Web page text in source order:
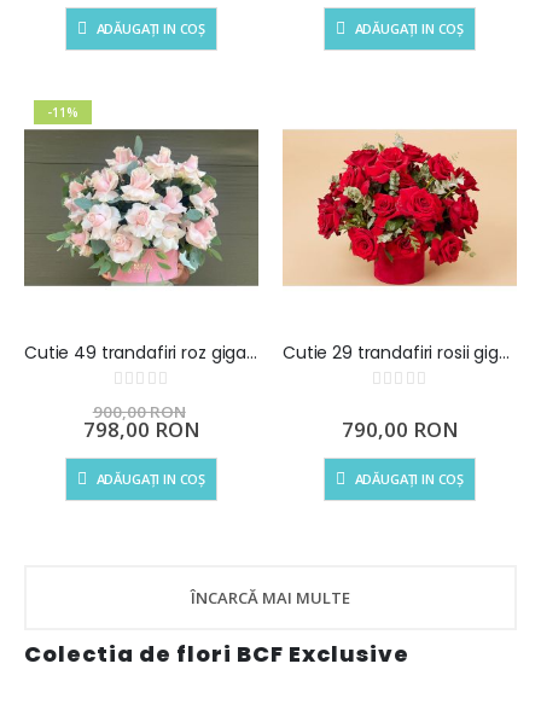
ADĂUGAȚI IN COȘ ADĂUGAȚI IN COȘ
-11%
Cutie 49 trandafiri roz gigant
Rating:
900,00 RON
Preț
special
798,00 RON
ADĂUGAȚI IN COȘ
Cutie 29 trandafiri rosii gigant
Rating:
790,00 RON
ADĂUGAȚI IN COȘ
ÎNCARCĂ MAI MULTE
Colectia de flori BCF Exclusive